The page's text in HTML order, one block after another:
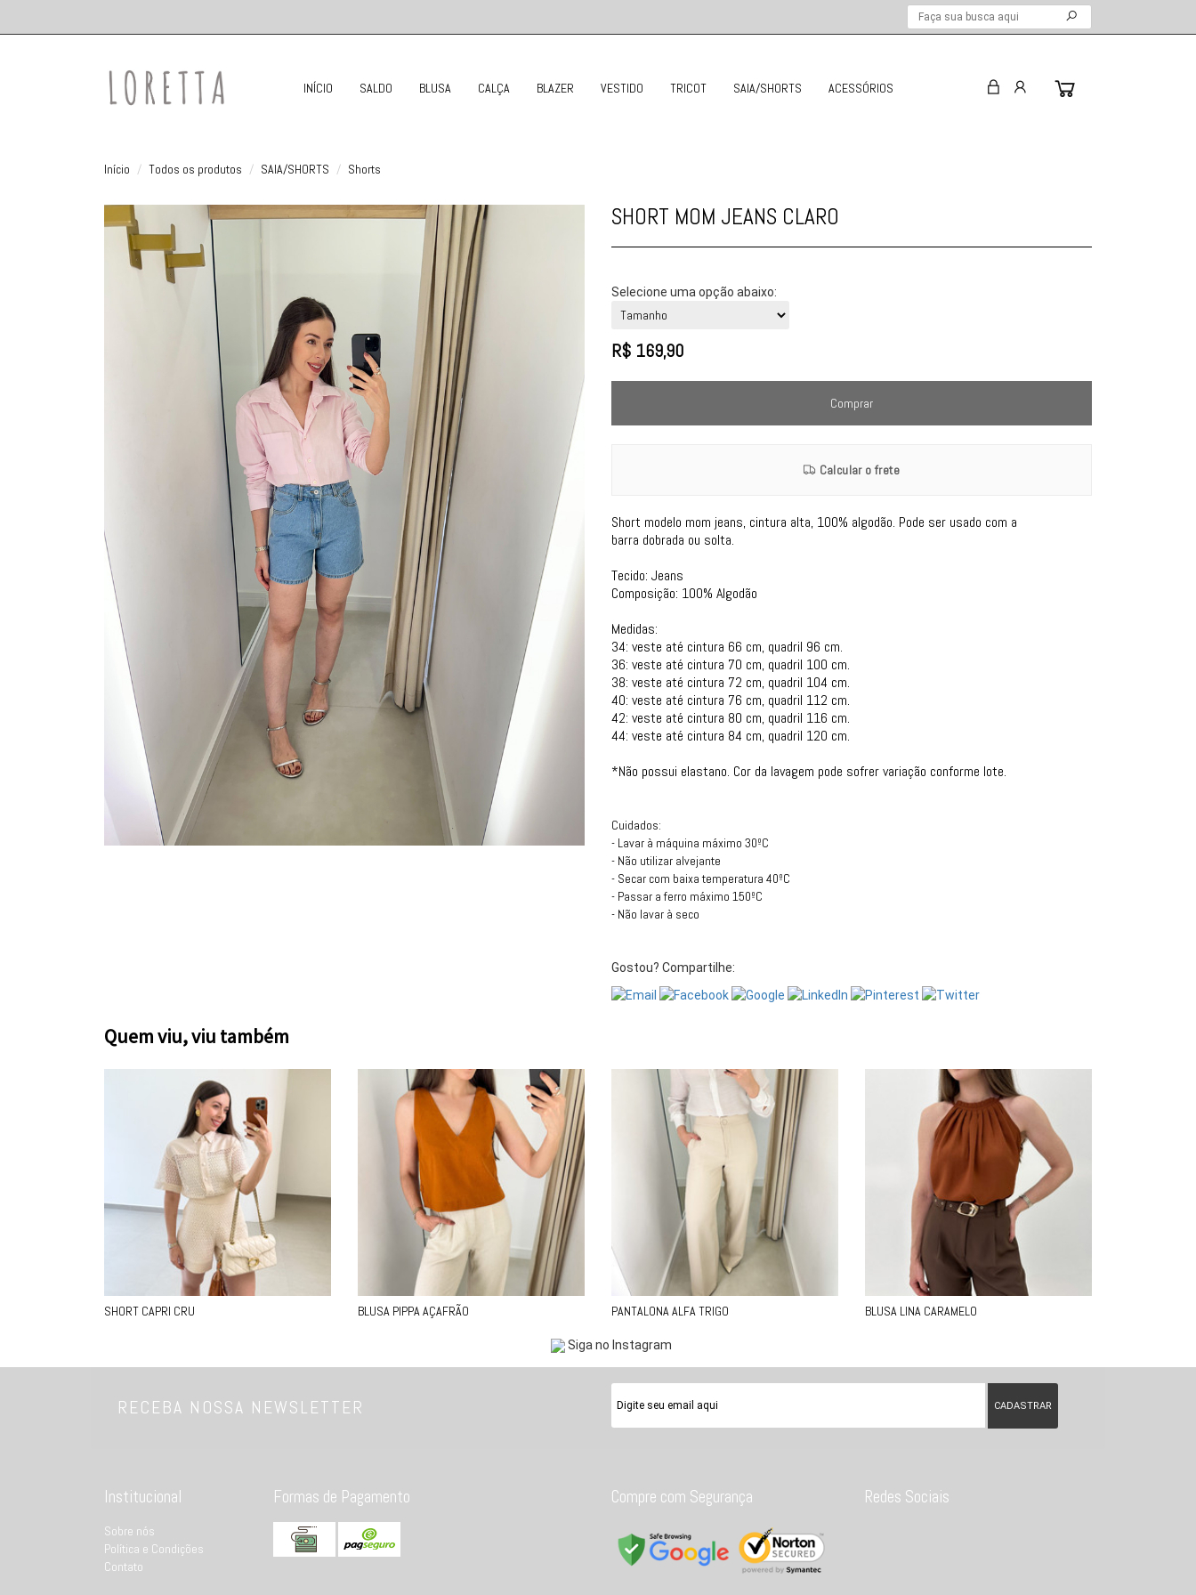
INÍCIO SALDO BLUSA CALÇA BLAZER VESTIDO TRICOT SAIA/SHORTS ACESSÓRIOS
Início Todos os produtos SAIA/SHORTS Shorts
SHORT MOM JEANS CLARO
Selecione uma opção abaixo:
R$ 169,90
Comprar
Calcular o frete
Short modelo mom jeans, cintura alta, 100% algodão. Pode ser usado com a
barra dobrada ou solta.
Tecido: Jeans
Composição: 100% Algodão
Medidas:
34: veste até cintura 66 cm, quadril 96 cm.
36: veste até cintura 70 cm, quadril 100 cm.
38: veste até cintura 72 cm, quadril 104 cm.
40: veste até cintura 76 cm, quadril 112 cm.
42: veste até cintura 80 cm, quadril 116 cm.
44: veste até cintura 84 cm, quadril 120 cm.
*Não possui elastano. Cor da lavagem pode sofrer variação conforme lote.
Cuidados:
- Lavar à máquina máximo 30ºC
- Não utilizar alvejante
- Secar com baixa temperatura 40ºC
- Passar a ferro máximo 150ºC
- Não lavar à seco
Gostou? Compartilhe:
Quem viu, viu também
SHORT CAPRI CRU BLUSA PIPPA AÇAFRÃO PANTALONA ALFA TRIGO BLUSA LINA CARAMELO
Siga no Instagram
RECEBA NOSSA NEWSLETTER
Institucional
Sobre nós
Política e Condições
Contato
Formas de Pagamento Compre com Segurança Redes Sociais